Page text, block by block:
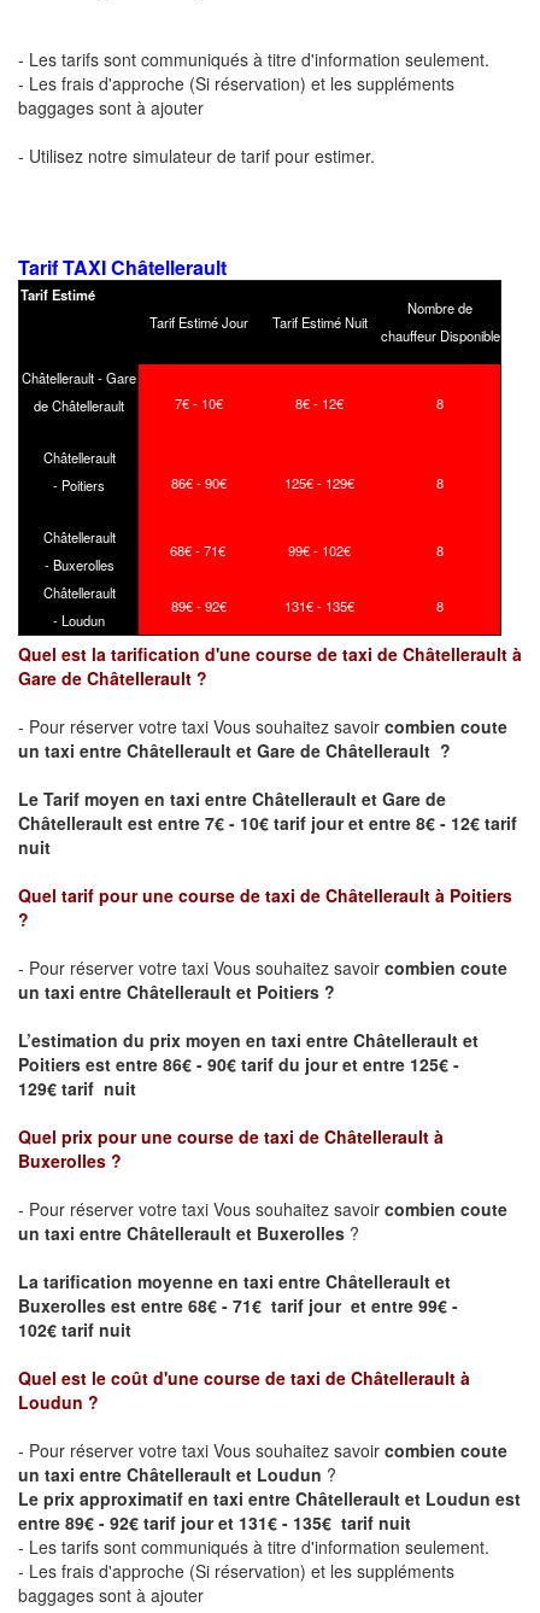
- Les tarifs sont communiqués à titre d'information seulement.
- Les frais d'approche (Si réservation) et les suppléments
baggages sont à ajouter
- Utilisez notre simulateur de tarif pour estimer.
Tarif TAXI Châtellerault
Tarif Estimé
Tarif Estimé Jour
Tarif Estimé Nuit
Nombre de
chauffeur Disponible
Châtellerault - Gare
de Châtellerault
7€ - 10€ 8€ - 12€ 8
Châtellerault
- Poitiers
86€ - 90€ 125€ - 129€ 8
Châtellerault
- Buxerolles
68€ - 71€ 99€ - 102€ 8
Châtellerault
- Loudun
89€ - 92€ 131€ - 135€ 8
Quel est la tarification d'une course de taxi de Châtellerault à
Gare de Châtellerault ?
- Pour réserver votre taxi Vous souhaitez savoir combien coute
un taxi entre Châtellerault et Gare de Châtellerault ?
Le Tarif moyen en taxi entre Châtellerault et Gare de
Châtellerault est entre 7€ - 10€ tarif jour et entre 8€ - 12€ tarif
nuit
Quel tarif pour une course de taxi de Châtellerault à Poitiers
?
- Pour réserver votre taxi Vous souhaitez savoir combien coute
un taxi entre Châtellerault et Poitiers ?
L’estimation du prix moyen en taxi entre Châtellerault et
Poitiers est entre 86€ - 90€ tarif du jour et entre 125€ -
129€ tarif nuit
Quel prix pour une course de taxi de Châtellerault à
Buxerolles ?
- Pour réserver votre taxi Vous souhaitez savoir combien coute
un taxi entre Châtellerault et Buxerolles ?
La tarification moyenne en taxi entre Châtellerault et
Buxerolles est entre 68€ - 71€ tarif jour et entre 99€ -
102€ tarif nuit
Quel est le coût d'une course de taxi de Châtellerault à
Loudun ?
- Pour réserver votre taxi Vous souhaitez savoir combien coute
un taxi entre Châtellerault et Loudun ?
Le prix approximatif en taxi entre Châtellerault et Loudun est
entre 89€ - 92€ tarif jour et 131€ - 135€ tarif nuit
- Les tarifs sont communiqués à titre d'information seulement.
- Les frais d'approche (Si réservation) et les suppléments
baggages sont à ajouter